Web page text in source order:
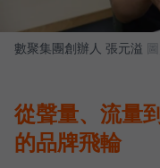
數聚集團創辦人 張元溢
從聲量、流量
的品牌飛輪